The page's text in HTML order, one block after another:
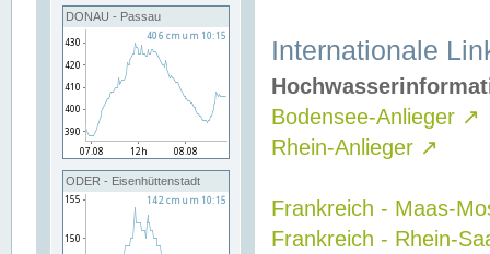
DONAU - Passau
ODER - Eisenhüttenstadt
Internationale
Bodensee-Anlieger ↗
Rhein-Anlieger ↗
Frankreich - Maas-
Frankreich - Rhein-